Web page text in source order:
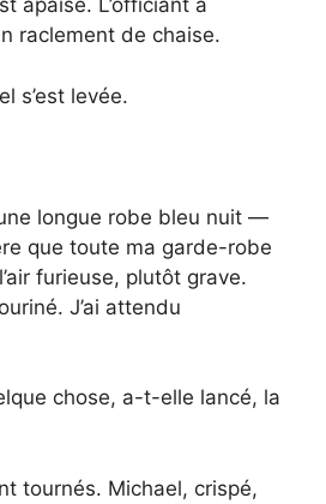
apaisé. L’officiant a
raclement de chaise.
s’est levée.
longue robe bleu nuit —
que toute ma garde-robe
furieuse, plutôt grave.
J’ai attendu
chose, a-t-elle lancé, la
tournés. Michael, crispé,